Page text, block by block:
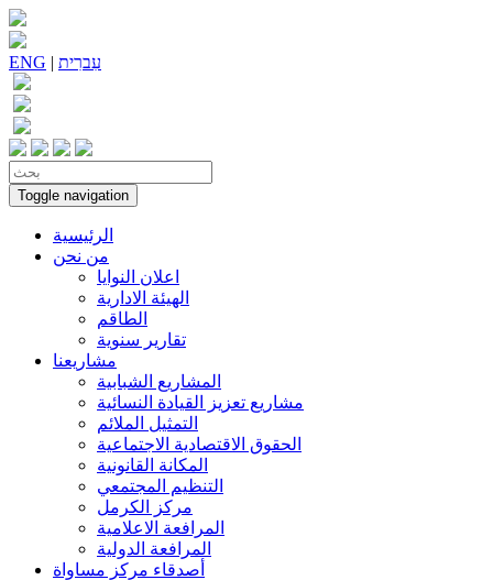
ENG | עִברִית
Toggle navigation
الرئيسية
من نحن
اعلان النوايا
الهيئة الادارية
الطاقم
تقارير سنوية
مشاريعنا
المشاريع الشبابية
مشاريع تعزيز القيادة النسائية
التمثيل الملائم
الحقوق الاقتصادية الاجتماعية
المكانة القانونية
التنظيم المجتمعي
مركز الكرمل
المرافعة الاعلامية
المرافعة الدولية
أصدقاء مركز مساواة